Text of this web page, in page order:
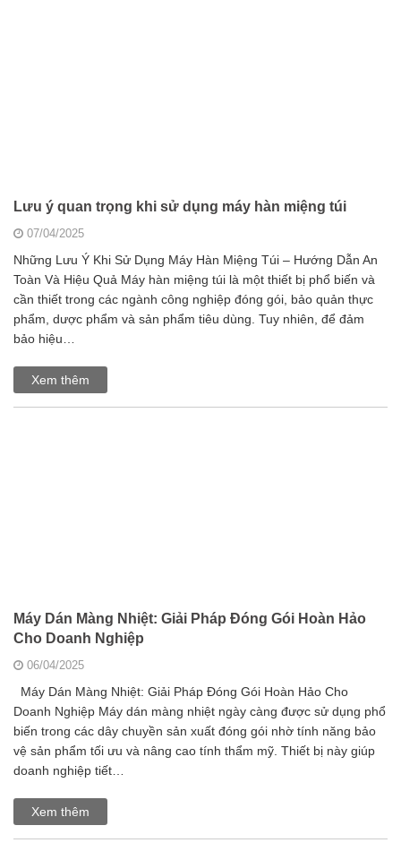
Lưu ý quan trọng khi sử dụng máy hàn miệng túi
07/04/2025
Những Lưu Ý Khi Sử Dụng Máy Hàn Miệng Túi – Hướng Dẫn An
Toàn Và Hiệu Quả Máy hàn miệng túi là một thiết bị phổ biến và
cần thiết trong các ngành công nghiệp đóng gói, bảo quản thực
phẩm, dược phẩm và sản phẩm tiêu dùng. Tuy nhiên, để đảm
bảo hiệu…
Xem thêm
Máy Dán Màng Nhiệt: Giải Pháp Đóng Gói Hoàn Hảo
Cho Doanh Nghiệp
06/04/2025
Máy Dán Màng Nhiệt: Giải Pháp Đóng Gói Hoàn Hảo Cho
Doanh Nghiệp Máy dán màng nhiệt ngày càng được sử dụng phổ
biến trong các dây chuyền sản xuất đóng gói nhờ tính năng bảo
vệ sản phẩm tối ưu và nâng cao tính thẩm mỹ. Thiết bị này giúp
doanh nghiệp tiết…
Xem thêm